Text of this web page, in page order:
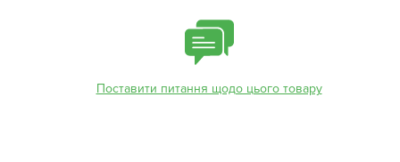
Поставити питання щодо цього товару